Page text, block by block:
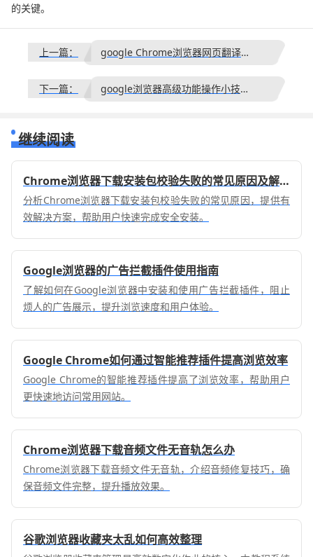
的关键。
上一篇： google Chrome浏览器网页翻译插件排名
下一篇： google浏览器高级功能操作小技巧合集
继续阅读
Chrome浏览器下载安装包校验失败的常见原因及解决
分析Chrome浏览器下载安装包校验失败的常见原因，提供有
效解决方案，帮助用户快速完成安全安装。
Google浏览器的广告拦截插件使用指南
了解如何在Google浏览器中安装和使用广告拦截插件，阻止
烦人的广告展示，提升浏览速度和用户体验。
Google Chrome如何通过智能推荐插件提高浏览效率
Google Chrome的智能推荐插件提高了浏览效率，帮助用户
更快速地访问常用网站。
Chrome浏览器下载音频文件无音轨怎么办
Chrome浏览器下载音频文件无音轨，介绍音频修复技巧，确
保音频文件完整，提升播放效果。
谷歌浏览器收藏夹太乱如何高效整理